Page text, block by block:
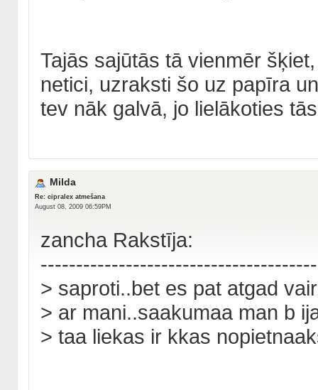
Tajās sajūtās tā vienmēr
netici, uzraksti šo uz papīra
tev nāk galvā, jo lielākoties
Milda
Re: cipralex atmešana
August 08, 2009 06:59PM
zancha Rakstīja:
> saproti..bet es pat atgad
> ar mani..saakumaa man b
> taa liekas ir kkas